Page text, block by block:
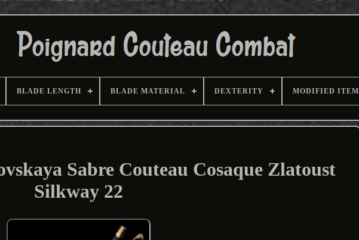
BLADE LENGTH BLADE MATERIAL DEXTERITY MODIFIED ITEM
Sabre Couteau Cosaque Zlatoust
Silkway 22